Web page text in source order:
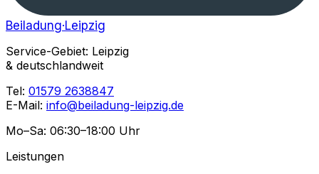
Beiladung·Leipzig
Service-Gebiet: Leipzig
& deutschlandweit
Tel: 01579 2638847
E-Mail: info@beiladung-leipzig.de
Mo–Sa: 06:30–18:00 Uhr
Leistungen